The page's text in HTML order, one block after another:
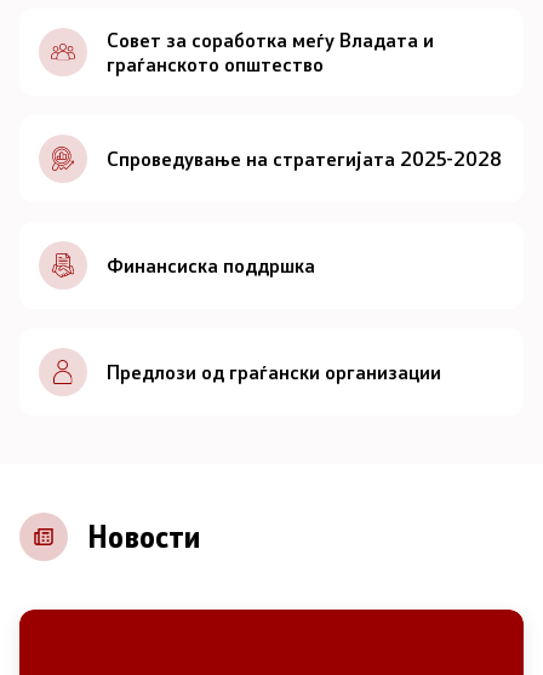
Документи
Совет
За советот
Документи
Записници и дневни редови од седниците на
Советот
Контакт
Совет за соработка меѓу Владата и
граѓанското општество
Спроведување на стратегијата 2025-2028
Финансиска поддршка
Предлози од граѓански организации
Новости